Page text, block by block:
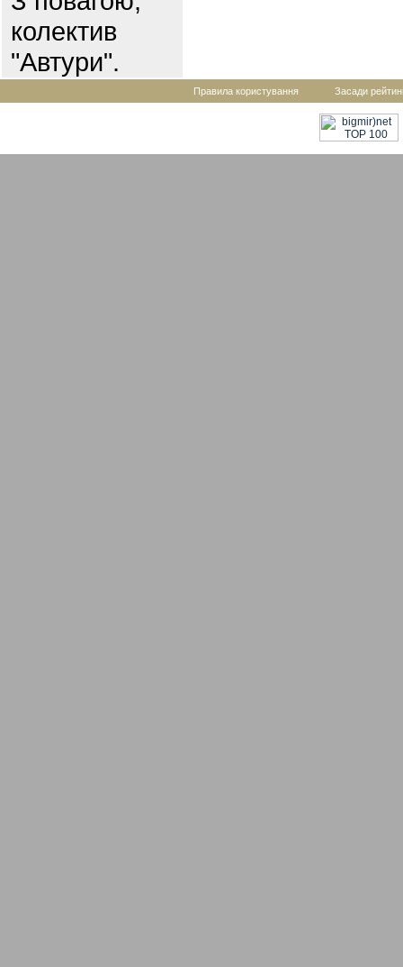
колектив
"Автури".
Правила користування Засади